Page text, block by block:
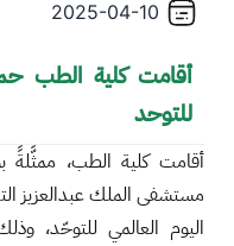
الشاشة
لمساعدتك
التنقل
والتفاعل
المحتوى.
2025-04-10
أقامت كلية الطب
للتوحد
أقامت كلية الطب، ممثَّلةً
مستشفى الملك عبدالعزيز
اليوم العالمي للتوحّد،